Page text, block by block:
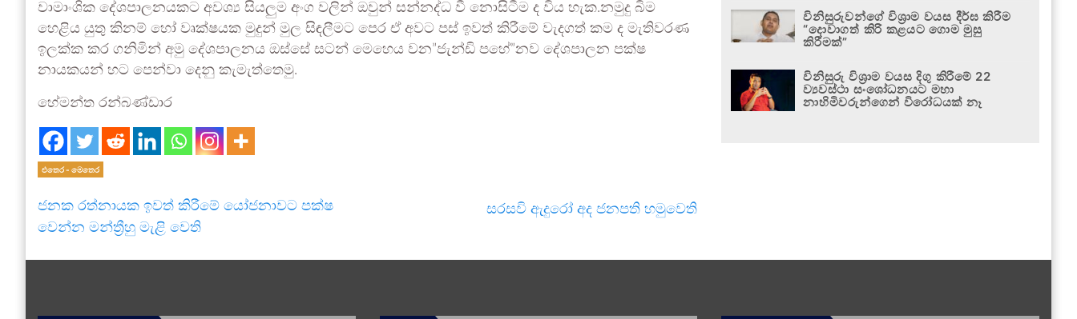
වාමාංශික දේශපාලනයකට අවශ්‍ය සියලුම අංග වලින් ඔවුන් සන්නද්ධ වී නොසිටීම ද විය හැක.නමුදු බිම
හෙළිය යුතු කිනම් හෝ වෘක්ෂයක මුදුන් මුල සිඳලීමට පෙර ඒ අවට පස් ඉවත් කිරීමේ වැදගත් කම ද මැතිවරණ
ඉලක්ක කර ගනිමින් අමු දේශපාලනය ඔස්සේ සටන් මෙහෙය වන”ජැන්ඩි පහේ”නව දේශපාලන පක්ෂ
නායකයන් හට පෙන්වා දෙනු කැමැත්තෙමු.
හේමන්ත රන්බණ්ඩාර
එතෙර - මෙතෙර
ජනක රත්නායක ඉවත් කිරීමේ යෝජනාවට පක්ෂ
වෙන්න මන්ත්‍රීහු මැළි වෙති
සරසවි ඇදුරෝ අද ජනපති හමුවෙති
විනිසුරුවන්ගේ විශ්‍රාම වයස දීර්ඝ කිරීම
“දොවාගත් කිරි කළයට ගොම මුසු
කිරීමක්”
විනිසුරු විශ්‍රාම වයස දිගු කිරීමේ 22
ව්‍යවස්ථා සංශෝධනයට මහා
නාහිමිවරුන්ගෙන් විරෝධයක් නෑ